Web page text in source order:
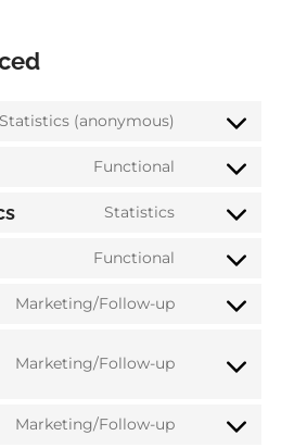
Statistics (anonymous)
Functional
Statistics
Functional
Marketing/Follow-up
Marketing/Follow-up
Marketing/Follow-up